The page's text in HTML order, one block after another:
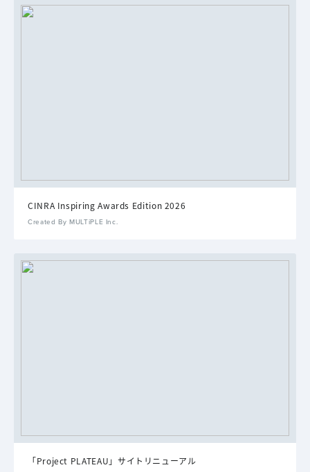
CINRA Inspiring Awards Edition 2026
Created By MULTiPLE Inc.
「Project PLATEAU」サイトリニューアル